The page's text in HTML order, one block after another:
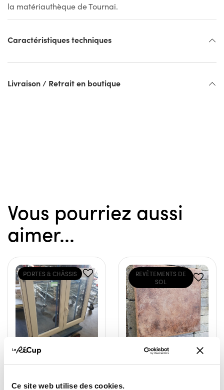
Ce site web utilise des cookies.
la matériauthèque de Tournai.
Caractéristiques techniques
Livraison / Retrait en boutique
Vous pourriez aussi
aimer...
PORTES & CHÂSSIS
Châssis en PVC
REVÊTEMENTS DE
SOL
Carreaux ocre brûlé